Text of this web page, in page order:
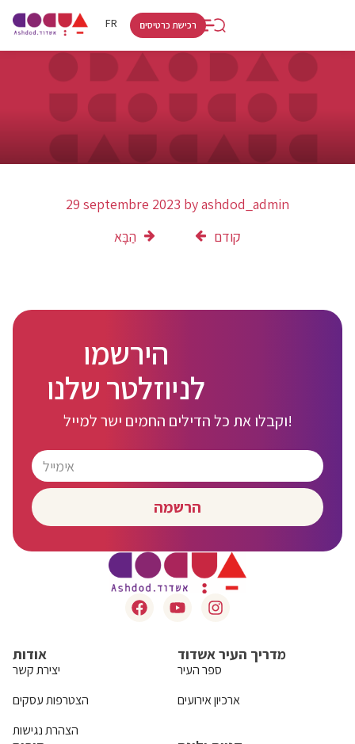
FR
HE
רכישת כרטיסים
29 septembre 2023 byashdod_admin
קודם
הַבָּא
הירשמו
לניוזלטר שלנו
וקבלו את כל הדילים החמים ישר למייל!
הרשמה
אודות
יצירת קשר
הצטרפות עסקים
הצהרת נגישות
מדריך העיר אשדוד
ספר העיר
ארכיון אירועים